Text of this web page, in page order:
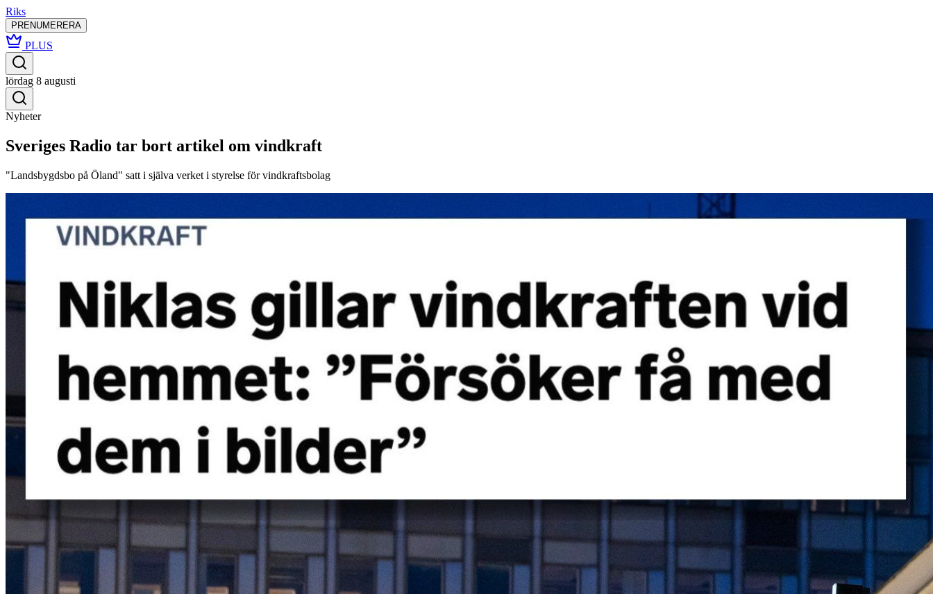
Riks
PRENUMERERA
PLUS
lördag 8 augusti
Nyheter
Sveriges Radio tar bort artikel om vindkraft
"Landsbygdsbo på Öland" satt i själva verket i styrelse för vindkraftsbolag